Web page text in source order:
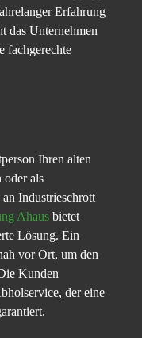
Erfahrung
das Unternehmen
fachgerechte
Ihren alten
oder als
Industrieschrott
Ahaus bietet
Lösung. Ein
vor Ort, um den
Kunden
der eine